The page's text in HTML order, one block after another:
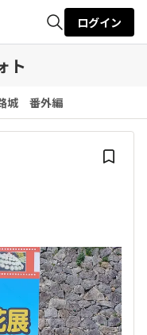
検索
ログイン
ト
城 番外編